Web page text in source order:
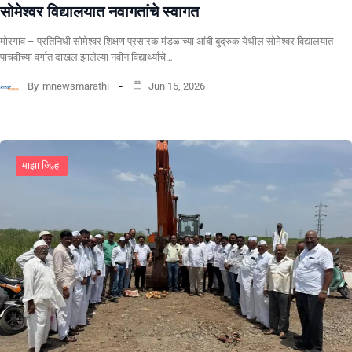
सोमेश्वर विद्यालयात नवागतांचे स्वागत
मोरगाव – प्रतिनिधी सोमेश्वर शिक्षण प्रसारक मंडळाच्या आंबी बुद्रुक येथील सोमेश्वर विद्यालयात
पाचवीच्या वर्गात दाखल झालेल्या नवीन विद्यार्थ्यांचे…
By mnewsmarathi Jun 15, 2026
माझा जिल्हा